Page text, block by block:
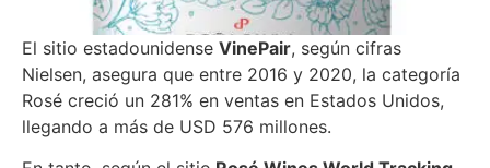
El sitio estadounidense VinePair, según cifras
Nielsen, asegura que entre 2016 y 2020, la categoría
Rosé creció un 281% en ventas en Estados Unidos,
llegando a más de USD 576 millones.